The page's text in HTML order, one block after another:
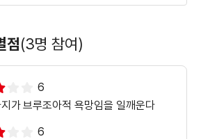
달콤한 거짓말＞30초 뮤직비디오
점(3명 참여)
6
가 브루조아적 욕망임을 일깨운다
6